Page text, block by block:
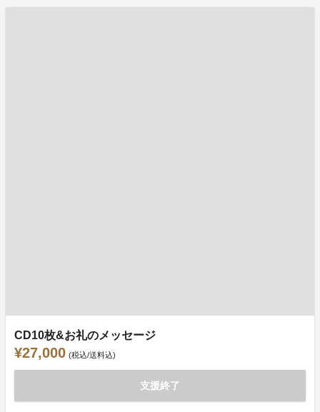
CD10枚&お礼のメッセージ
¥27,000 (税込/送料込)
支援終了